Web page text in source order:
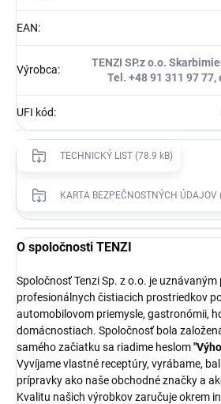
EAN:
Výrobca:
TENZI SP.z o.o.
Tel. +48 91 311 97
UFI kód:
TECHNICKÝ LIST (78.9 kB)
KARTA BEZPEČNOSTNÝCH
O spoločnosti TENZI
Spoločnosť Tenzi Sp. z o.o. je
profesionálnych čistiacich prostriedkov
automobilovom priemysle, gastronómii,
domácnostiach. Spoločnosť bola
samého začiatku sa riadime heslom
Vyvíjame vlastné receptúry, vyrábame,
prípravky ako naše obchodné značky a
Kvalitu našich výrobkov zaručuje okrem